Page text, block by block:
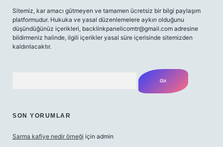
Sitemiz, kar amacı gütmeyen ve tamamen ücretsiz bir bilgi paylaşım
platformudur. Hukuka ve yasal düzenlemelere aykırı olduğunu
düşündüğünüz içerikleri, backlinkpanelicomtr@gmail.com adresine
bildirmeniz halinde, ilgili içerikler yasal süre içerisinde sitemizden
kaldırılacaktır.
SON YORUMLAR
Sarma kafiye nedir örneği için admin